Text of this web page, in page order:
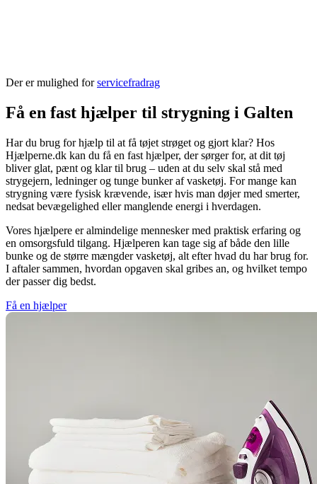
Der er mulighed forservicefradrag
Få en fast hjælper til strygning i Galten
Har du brug for hjælp til at få tøjet strøget og gjort klar? Hos
Hjælperne.dk kan du få en fast hjælper, der sørger for, at dit tøj
bliver glat, pænt og klar til brug – uden at du selv skal stå med
strygejern, ledninger og tunge bunker af vasketøj. For mange kan
strygning være fysisk krævende, især hvis man døjer med smerter,
nedsat bevægelighed eller manglende energi i hverdagen.
Vores hjælpere er almindelige mennesker med praktisk erfaring og
en omsorgsfuld tilgang. Hjælperen kan tage sig af både den lille
bunke og de større mængder vasketøj, alt efter hvad du har brug for.
I aftaler sammen, hvordan opgaven skal gribes an, og hvilket tempo
der passer dig bedst.
Få en hjælper